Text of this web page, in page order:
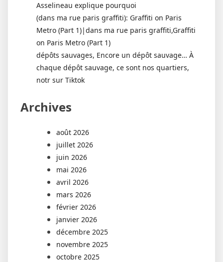
Asselineau explique pourquoi
(dans ma rue paris graffiti): Graffiti on Paris
Metro (Part 1)|dans ma rue paris graffiti,Graffiti
on Paris Metro (Part 1)
dépôts sauvages, Encore un dépôt sauvage… À
chaque dépôt sauvage, ce sont nos quartiers,
notr sur Tiktok
Archives
août 2026
juillet 2026
juin 2026
mai 2026
avril 2026
mars 2026
février 2026
janvier 2026
décembre 2025
novembre 2025
octobre 2025